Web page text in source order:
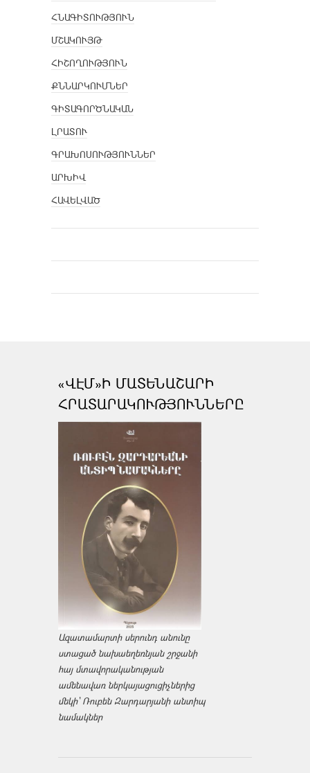
ՀՆԱԳԻՏՈՒԹՅՈՒՆ
ՄՇԱԿՈՒՅԹ
ՀԻՇՈՂՈՒԹՅՈՒՆ
ՔՆՆԱՐԿՈՒՄՆԵՐ
ԳԻՏԱԳՈՐԾՆԱԿԱՆ
ԼՐԱՏՈՒ
ԳՐԱԽՈՍՈՒԹՅՈՒՆՆԵՐ
ԱՐԽԻՎ
ՀԱՎԵԼՎԱԾ
«ՎԷՄ»Ի ՄԱՏԵՆԱՇԱՐԻ
ՀՐԱՏԱՐԱԿՈՒԹՅՈՒՆՆԵՐԸ
Ազատամարտի սերունդ անունը
ստացած նախաեղեռնյան շրջանի
հայ մտավորականության
ամենավառ ներկայացուցիչներից
մեկի՝ Ռուբեն Զարդարյանի անտիպ
նամակներ